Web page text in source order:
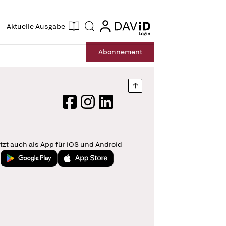
Aktuelle Ausgabe Suche login
login
Abonnement
Nach oben springen
FacebookInstagram
LinkedIn
auch als App für iOS und Android
Jetzt bei Google PlayLaden im App Store